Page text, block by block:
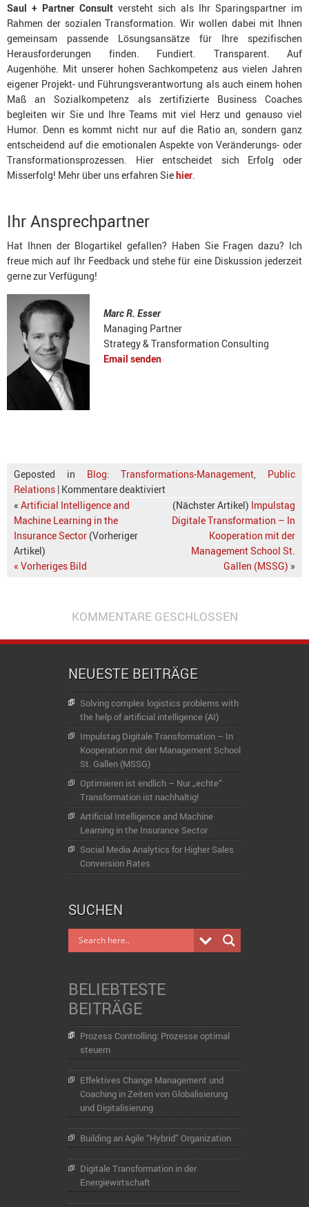
Saul + Partner Consult versteht sich als Ihr Sparingspartner im
Rahmen der sozialen Transformation. Wir wollen dabei mit Ihnen
gemeinsam passende Lösungsansätze für Ihre spezifischen
Herausforderungen finden. Fundiert. Transparent. Auf
Augenhöhe. Mit unserer hohen Sachkompetenz aus vielen Jahren
eigener Projekt- und Führungsverantwortung als auch einem hohen
Maß an Sozialkompetenz als zertifizierte Business Coaches
begleiten wir Sie und Ihre Teams mit viel Herz und genauso viel
Humor. Denn es kommt nicht nur auf die Ratio an, sondern ganz
entscheidend auf die emotionalen Aspekte von Veränderungs- oder
Transformationsprozessen. Hier entscheidet sich Erfolg oder
Misserfolg! Mehr über uns erfahren Siehier
Ihr Ansprechpartner
Hat Ihnen der Blogartikel gefallen? Haben Sie Fragen dazu? Ich
freue mich auf Ihr Feedback und stehe für eine Diskussion jederzeit
gerne zur Verfügung!
Marc R. Esser
Managing Partner
Strategy & Transformation Consulting
Email senden
Geposted in Blog: Transformations-Management
Public
Relations | Kommentare deaktiviert
« Artificial Intelligence and
Machine Learning in the
Insurance Sector (Vorheriger
Artikel)
(Nächster Artikel) Impulstag
Digitale Transformation – In
Kooperation mit der
Management School St.
Gallen (MSSG) »
« Vorheriges Bild
KOMMENTARE GESCHLOSSEN
NEUESTE BEITRÄGE
Solving complex logistics problems with
the help of artificial intelligence (AI)
Impulstag Digitale Transformation – In
Kooperation mit der Management School
St. Gallen (MSSG)
Optimieren ist endlich – Nur „echte“
Transformation ist nachhaltig!
Artificial Intelligence and Machine
Learning in the Insurance Sector
Social Media Analytics for Higher Sales
Conversion Rates
SUCHEN
BELIEBTESTE
BEITRÄGE
Prozess Controlling: Prozesse optimal
steuern
Effektives Change Management und
Coaching in Zeiten von Globalisierung
und Digitalisierung
Building an Agile “Hybrid” Organization
Digitale Transformation in der
Energiewirtschaft